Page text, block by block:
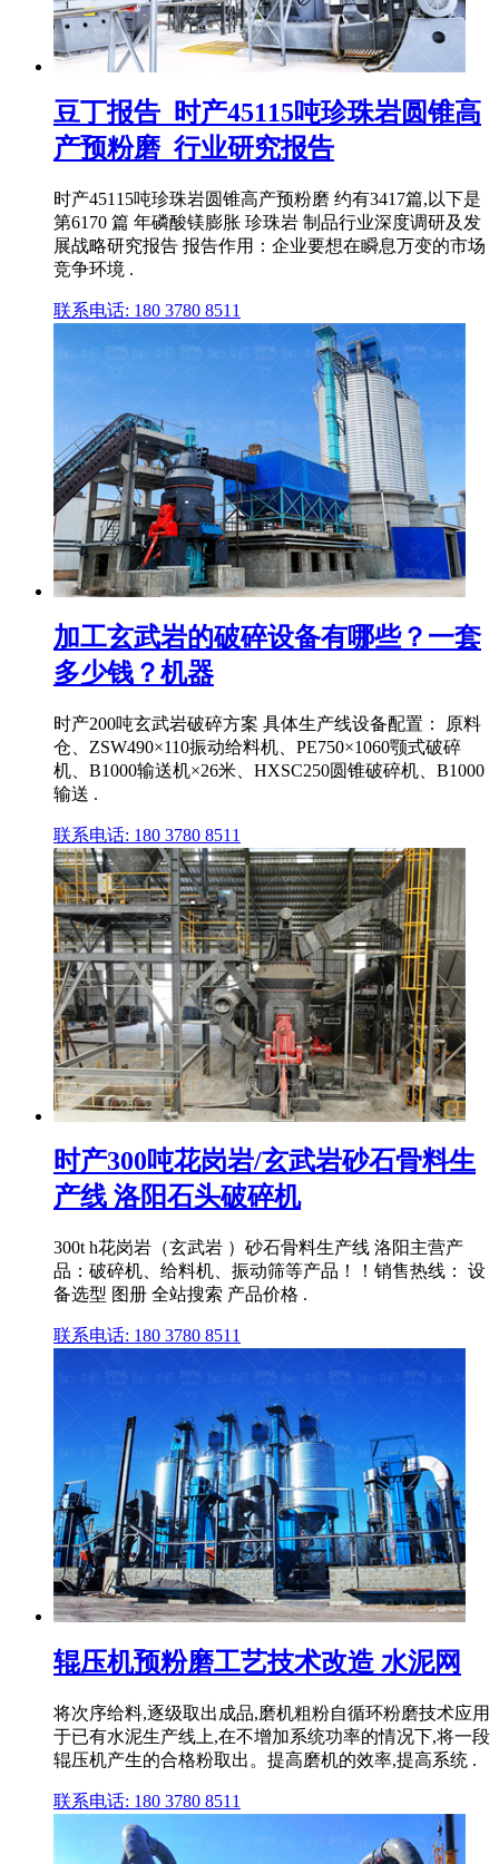
豆丁报告_时产45115吨珍珠岩圆锥高
产预粉磨_行业研究报告
时产45115吨珍珠岩圆锥高产预粉磨 约有3417篇,以下是
第6170 篇 年磷酸镁膨胀 珍珠岩 制品行业深度调研及发
展战略研究报告 报告作用：企业要想在瞬息万变的市场
竞争环境 .
联系电话: 180 3780 8511
加工玄武岩的破碎设备有哪些？一套
多少钱？机器
时产200吨玄武岩破碎方案 具体生产线设备配置： 原料
仓、ZSW490×110振动给料机、PE750×1060颚式破碎
机、B1000输送机×26米、HXSC250圆锥破碎机、B1000
输送 .
联系电话: 180 3780 8511
时产300吨花岗岩/玄武岩砂石骨料生
产线 洛阳石头破碎机
300t h花岗岩（玄武岩 ）砂石骨料生产线 洛阳主营产
品：破碎机、给料机、振动筛等产品！！销售热线： 设
备选型 图册 全站搜索 产品价格 .
联系电话: 180 3780 8511
辊压机预粉磨工艺技术改造 水泥网
将次序给料,逐级取出成品,磨机粗粉自循环粉磨技术应用
于已有水泥生产线上,在不增加系统功率的情况下,将一段
辊压机产生的合格粉取出。提高磨机的效率,提高系统 .
联系电话: 180 3780 8511